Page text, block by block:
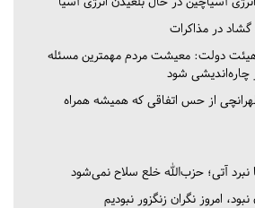
گشاد در مذاکرات
هیئت دولت: معیشت مردم مهمترین مسئله
چاره‌اندیشی شود
از حس اتفاقی که همیشه همراه
نبرد آتی؛ حزب‌الله خلع سلاح نمی‌شود
امروز نگران زنگزور نبودیم